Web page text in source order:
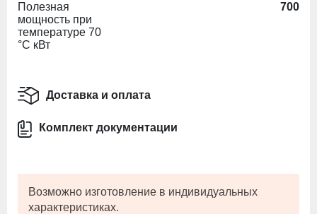
Полезная
мощность при
температуре 70
°C кВт
700
Доставка и оплата
Комплект документации
Возможно изготовление в индивидуальных
характеристиках.